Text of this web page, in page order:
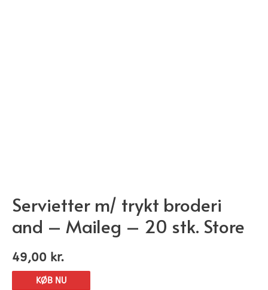
Servietter m/ trykt broderi
and – Maileg – 20 stk. Store
49,00 kr.
KØB NU